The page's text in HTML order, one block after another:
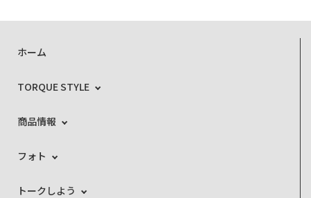
ホーム
TORQUE STYLE
商品情報
フォト
トークしよう